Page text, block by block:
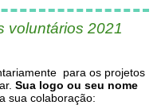
voluntários 2021
para os projetos
Sua logo ou seu nome
sua colaboração: